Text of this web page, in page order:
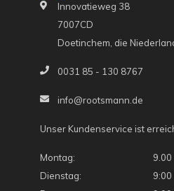
Innovatieweg 38
7007CD
Doetinchem, die
0031 85 - 130 8767
info@rootsmann.de
Unser Kundenservice ist
Montag:
Dienstag: